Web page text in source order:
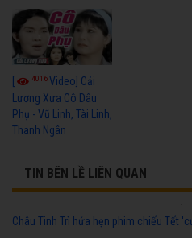
[ 4016Video] Cải
Lương Xưa Cô Dâu
Phụ - Vũ Linh, Tài Linh,
Thanh Ngân
TIN BÊN LỀ LIÊN QUAN
Châu Tinh Trì hứa hẹn phim chiếu Tết